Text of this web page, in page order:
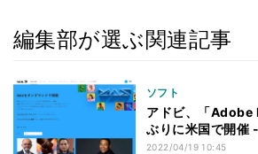
編集部が選ぶ関連記事
ソフト
アドビ、「
ぶりに米国で開催
2022/04/19 10:45